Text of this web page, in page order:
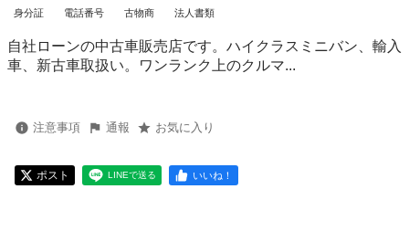
身分証 電話番号 古物商 法人書類
自社ローンの中古車販売店です。ハイクラスミニバン、輸入
車、新古車取扱い。ワンランク上のクルマ...
注意事項 通報 お気に入り
ポスト LINEで送る いいね！